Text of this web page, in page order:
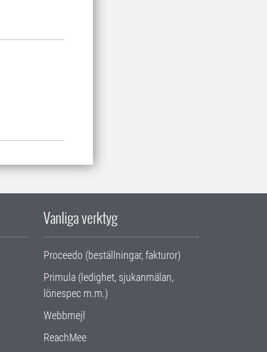
Vanliga verktyg
Proceedo (beställningar, fakturor)
Primula (ledighet, sjukanmälan,
lönespec m.m.)
Webbmejl
ReachMee